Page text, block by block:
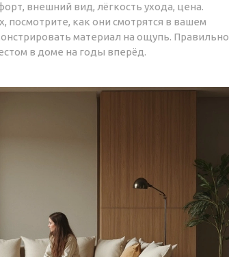
внешний вид, лёгкость ухода, цена.
посмотрите, как они смотрятся в вашем
материал на ощупь. Правильно
в доме на годы вперёд.